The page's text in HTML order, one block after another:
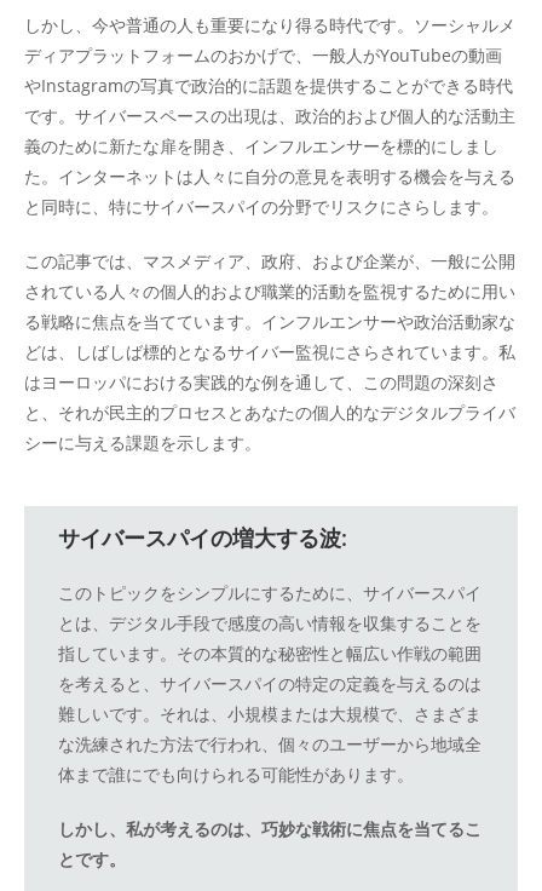
しかし、今や普通の人も重要になり得る時代です。ソーシャルメ
ディアプラットフォームのおかげで、一般人がYouTubeの動画
やInstagramの写真で政治的に話題を提供することができる時代
です。サイバースペースの出現は、政治的および個人的な活動主
義のために新たな扉を開き、インフルエンサーを標的にしまし
た。インターネットは人々に自分の意見を表明する機会を与える
と同時に、特にサイバースパイの分野でリスクにさらします。
この記事では、マスメディア、政府、および企業が、一般に公開
されている人々の個人的および職業的活動を監視するために用い
る戦略に焦点を当てています。インフルエンサーや政治活動家な
どは、しばしば標的となるサイバー監視にさらされています。私
はヨーロッパにおける実践的な例を通して、この問題の深刻さ
と、それが民主的プロセスとあなたの個人的なデジタルプライバ
シーに与える課題を示します。
サイバースパイの増大する波:
このトピックをシンプルにするために、サイバースパイ
とは、デジタル手段で感度の高い情報を収集することを
指しています。その本質的な秘密性と幅広い作戦の範囲
を考えると、サイバースパイの特定の定義を与えるのは
難しいです。それは、小規模または大規模で、さまざま
な洗練された方法で行われ、個々のユーザーから地域全
体まで誰にでも向けられる可能性があります。
しかし、私が考えるのは、巧妙な戦術に焦点を当てるこ
とです。